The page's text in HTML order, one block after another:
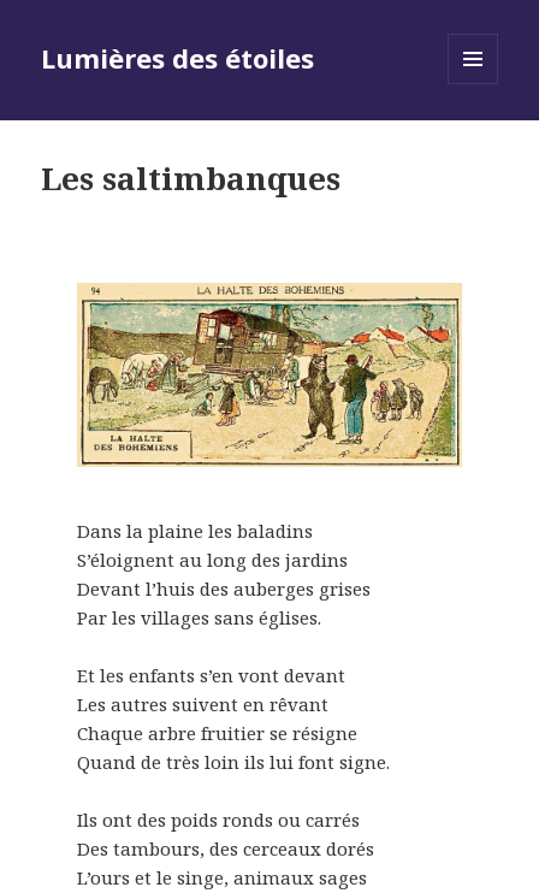
Lumières des étoiles
Les saltimbanques
Dans la plaine les baladins
S’éloignent au long des jardins
Devant l’huis des auberges grises
Par les villages sans églises.
Et les enfants s’en vont devant
Les autres suivent en rêvant
Chaque arbre fruitier se résigne
Quand de très loin ils lui font signe.
Ils ont des poids ronds ou carrés
Des tambours, des cerceaux dorés
L’ours et le singe, animaux sages